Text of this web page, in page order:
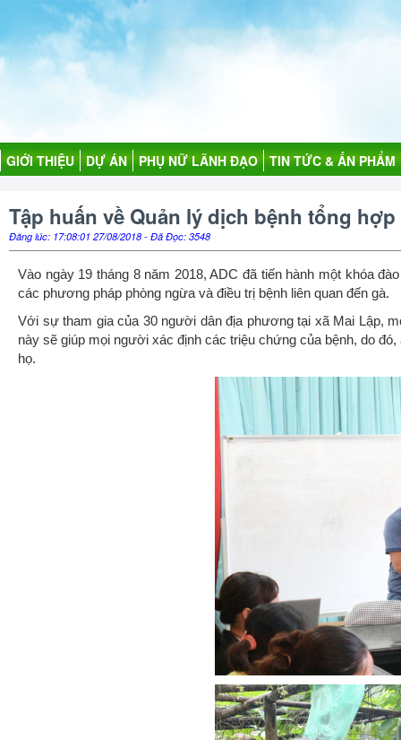
GIỚI THIỆU DỰ ÁN PHỤ NỮ LÃNH ĐẠO TIN TỨC & ẤN PHẨM
Tập huấn về Quản lý dịch bệnh tổng
Đăng lúc: 17:08:01 27/08/2018 - Đã Đọc: 3548
Vào ngày 19 tháng 8 năm 2018, ADC đã tiến hành một khóa
các phương pháp phòng ngừa và điều trị bệnh liên quan đến gà.
Với sự tham gia của 30 người dân địa phương tại xã Mai Lập,
này sẽ giúp mọi người xác định các triệu chứng của bệnh, do
họ.